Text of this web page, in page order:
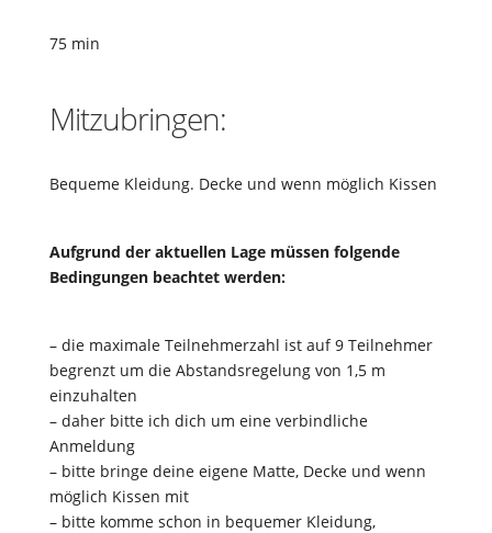
75 min
Mitzubringen:
Bequeme Kleidung. Decke und wenn möglich Kissen
Aufgrund der aktuellen Lage müssen folgende
Bedingungen beachtet werden:
– die maximale Teilnehmerzahl ist auf 9 Teilnehmer
begrenzt um die Abstandsregelung von 1,5 m
einzuhalten
– daher bitte ich dich um eine verbindliche
Anmeldung
– bitte bringe deine eigene Matte, Decke und wenn
möglich Kissen mit
– bitte komme schon in bequemer Kleidung,